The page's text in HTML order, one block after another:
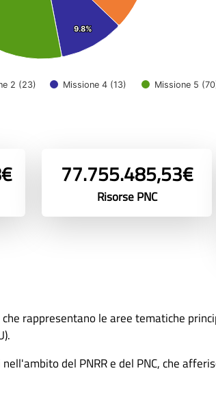
9.8%
9.8%
2 (23) Missione 4 (13) Missione 5
77.755.485,53€
Risorse PNC
rappresentano le aree tematiche
del PNRR e del PNC, che